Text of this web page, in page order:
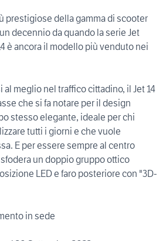
prestigiose della gamma di scooter
decennio da quando la serie Jet
è ancora il modello più venduto nei
al meglio nel traffico cittadino, il Jet 14
che si fa notare per il design
stesso elegante, ideale per chi
tutti i giorni e che vuole
E per essere sempre al centro
un doppio gruppo ottico
LED e faro posteriore con "3D-
in sede